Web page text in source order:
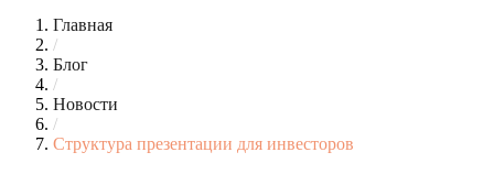
Главная
/
Блог
/
Новости
/
Структура презентации для инвесторов